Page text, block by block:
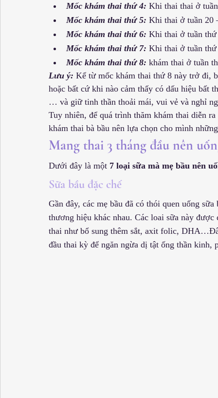
Mốc khám thai thứ 4: Khi thai thai ở
Mốc khám thai thứ 5: Khi thai ở tuần 20
Mốc khám thai thứ 6: Khi thai ở tuần
Mốc khám thai thứ 7: Khi thai ở tuần
Mốc khám thai thứ 8: khám thai ở tuần
Lưu ý: Kể từ mốc khám thai thứ 8 này trở đi,
hoặc bất cứ khi nào cảm thấy có dấu hiệu bất
… và giữ tinh thần thoải mái, vui vẻ và nghỉ
Tuy nhiên, để quá trình thăm khám thai diễn
khám thai bà bầu nên lựa chọn cho mình
Mang thai 3 tháng đầu nên
Dưới đây là một 7 loại sữa mà mẹ bầu nên
Sữa bầu đặc chế
Gần đây, các mẹ bầu đã có thói quen uống
thương hiệu khác nhau. Các loai sữa này
thai như bổ sung thêm sắt, axit folic,
đầu thai kỳ để ngăn ngừa dị tật ống thần kinh,